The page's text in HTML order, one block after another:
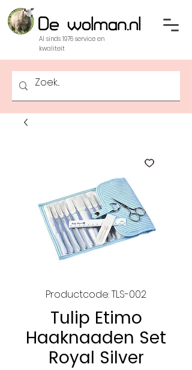
Al sinds 1976 service en
kwaliteit
Productcode: TLS-002
Tulip Etimo
Haaknaaden Set
Royal Silver